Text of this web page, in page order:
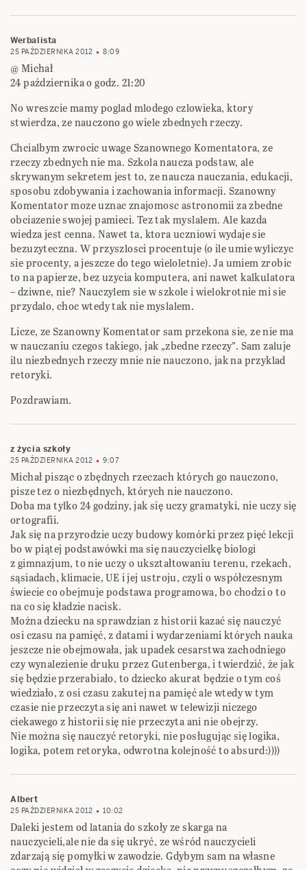
Werbalista
25 PAŹDZIERNIKA 2012 8:09
@ Michał
24 października o godz. 21:20
No wreszcie mamy poglad mlodego czlowieka, ktory
stwierdza, ze nauczono go wiele zbednych rzeczy.
Chcialbym zwrocic uwage Szanownego Komentatora, ze
rzeczy zbednych nie ma. Szkola naucza podstaw, ale
skrywanym sekretem jest to, ze naucza nauczania, edukacji,
sposobu zdobywania i zachowania informacji. Szanowny
Komentator moze uznac znajomosc astronomii za zbedne
obciazenie swojej pamieci. Tez tak myslalem. Ale kazda
wiedza jest cenna. Nawet ta, ktora uczniowi wydaje sie
bezuzyteczna. W przyszlosci procentuje (o ile umie wyliczyc
sie procenty, a jeszcze do tego wieloletnie). Ja umiem zrobic
to na papierze, bez uzycia komputera, ani nawet kalkulatora
– dziwne, nie? Nauczylem sie w szkole i wielokrotnie mi sie
przydalo, choc wtedy tak nie myslalem.
Licze, ze Szanowny Komentator sam przekona sie, ze nie ma
w nauczaniu czegos takiego, jak „zbedne rzeczy”. Sam zaluje
ilu niezbednych rzeczy mnie nie nauczono, jak na przyklad
retoryki.
Pozdrawiam.
z życia szkoły
25 PAŹDZIERNIKA 2012 9:07
Michał pisząc o zbędnych rzeczach których go nauczono,
pisze tez o niezbędnych, których nie nauczono.
Doba ma tylko 24 godziny, jak się uczy gramatyki, nie uczy się
ortografii.
Jak się na przyrodzie uczy budowy komórki przez pięć lekcji
bo w piątej podstawówki ma się nauczycielkę biologi
z gimnazjum, to nie uczy o ukształtowaniu terenu, rzekach,
sąsiadach, klimacie, UE i jej ustroju, czyli o współczesnym
świecie co obejmuje podstawa programowa, bo chodzi o to
na co się kładzie nacisk.
Można dziecku na sprawdzian z historii kazać się nauczyć
osi czasu na pamięć, z datami i wydarzeniami których nauka
jeszcze nie obejmowała, jak upadek cesarstwa zachodniego
czy wynalezienie druku przez Gutenberga, i twierdzić, że jak
się będzie przerabiało, to dziecko akurat będzie o tym coś
wiedziało, z osi czasu zakutej na pamięć ale wtedy w tym
czasie nie przeczyta się ani nawet w telewizji niczego
ciekawego z historii się nie przeczyta ani nie obejrzy.
Nie można się nauczyć retoryki, nie posługując się logika,
logika, potem retoryka, odwrotna kolejność to absurd:))))
Albert
25 PAŹDZIERNIKA 2012 10:02
Daleki jestem od latania do szkoły ze skarga na
nauczycieli,ale nie da się ukryć, ze wśród nauczycieli
zdarzają się pomyłki w zawodzie. Gdybym sam na własne